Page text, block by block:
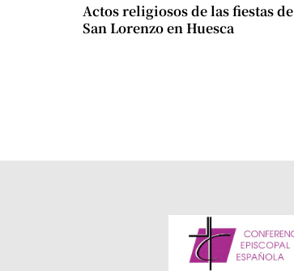
Actos religiosos de las fiestas de
San Lorenzo en Huesca